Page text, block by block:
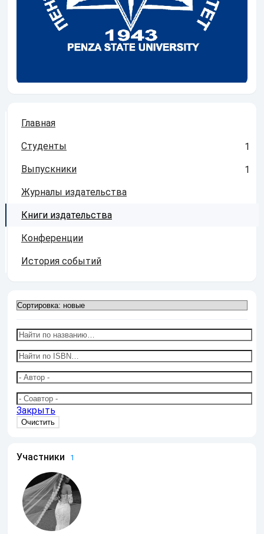
Главная
Студенты 1
Выпускники 1
Журналы издательства
Книги издательства
Конференции
История событий
Закрыть
Участники 1